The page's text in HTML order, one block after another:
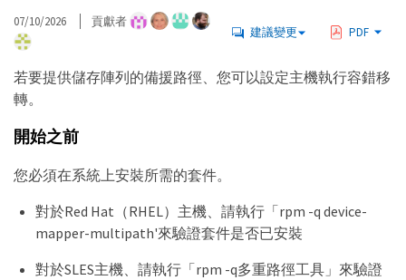
07/10/2026 貢獻者
建議變更 PDF
若要提供儲存陣列的備援路徑、您可以設定主機執行容錯移
轉。
開始之前
您必須在系統上安裝所需的套件。
對於Red Hat（RHEL）主機、請執行「rpm -q device-
mapper-multipath'來驗證套件是否已安裝
對於SLES主機、請執行「rpm -q多重路徑工具」來驗證